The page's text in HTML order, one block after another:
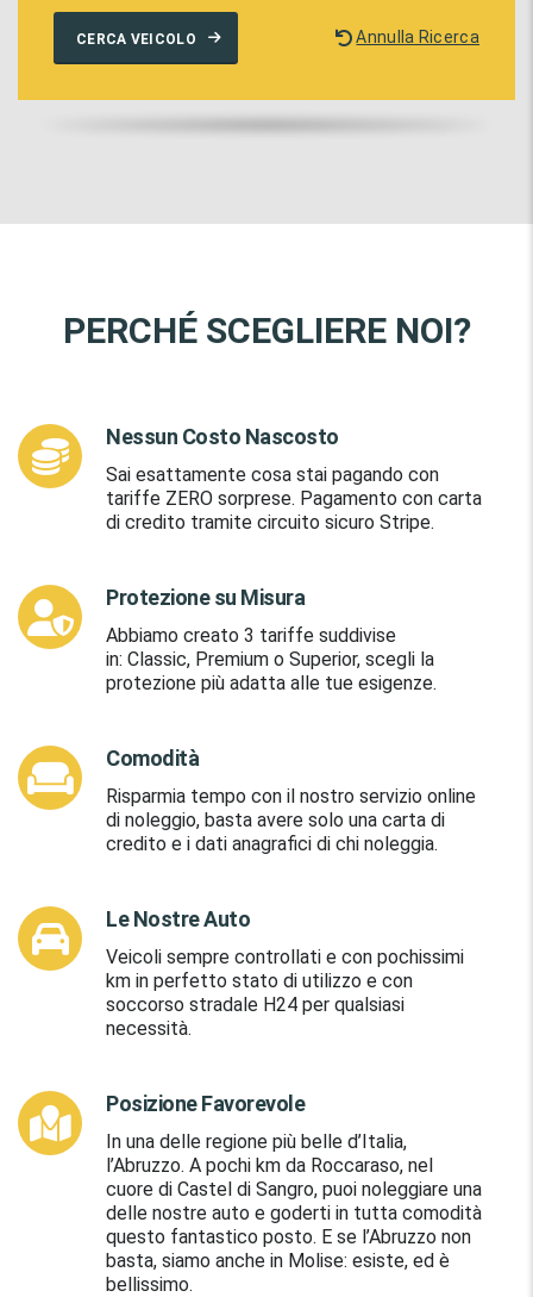
CERCA VEICOLO Annulla Ricerca
PERCHÉ SCEGLIERE NOI?
Nessun Costo Nascosto
Sai esattamente cosa stai pagando con
tariffe ZERO sorprese. Pagamento con carta
di credito tramite circuito sicuro Stripe.
Protezione su Misura
Abbiamo creato 3 tariffe suddivise
in: Classic, Premium o Superior, scegli la
protezione più adatta alle tue esigenze.
Comodità
Risparmia tempo con il nostro servizio online
di noleggio, basta avere solo una carta di
credito e i dati anagrafici di chi noleggia.
Le Nostre Auto
Veicoli sempre controllati e con pochissimi
km in perfetto stato di utilizzo e con
soccorso stradale H24 per qualsiasi
necessità.
Posizione Favorevole
In una delle regione più belle d’Italia,
l’Abruzzo. A pochi km da Roccaraso, nel
cuore di Castel di Sangro, puoi noleggiare una
delle nostre auto e goderti in tutta comodità
questo fantastico posto. E se l’Abruzzo non
basta, siamo anche in Molise: esiste, ed è
bellissimo.